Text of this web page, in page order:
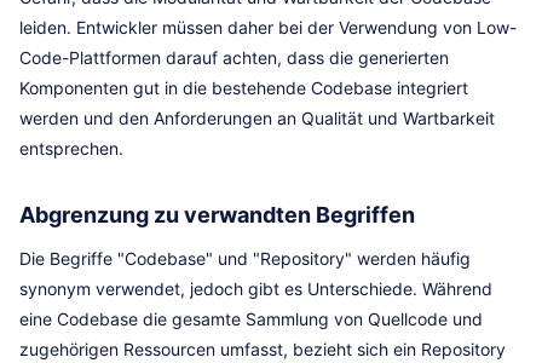
leiden. Entwickler müssen daher bei der Verwendung von Low-
Code-Plattformen darauf achten, dass die generierten
Komponenten gut in die bestehende Codebase integriert
werden und den Anforderungen an Qualität und Wartbarkeit
entsprechen.
Abgrenzung zu verwandten Begriffen
Die Begriffe "Codebase" und "Repository" werden häufig
synonym verwendet, jedoch gibt es Unterschiede. Während
eine Codebase die gesamte Sammlung von Quellcode und
zugehörigen Ressourcen umfasst, bezieht sich ein Repository